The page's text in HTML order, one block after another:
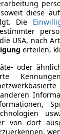
diese
Die
USA, nach
erteilen,
oder
von dort
1.6
und
verfügbare
der
eine